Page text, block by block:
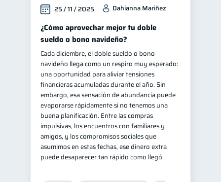
Salud mental ahorro 1
Retiro 1 Doble sueldo 1
Gasto responsable 1
información financiera 1
25 / 11 / 2025 Dahianna Mariñez
¿Cómo aprovechar mejor tu doble
sueldo o bono navideño?
Cada diciembre, el doble sueldo o bono
navideño llega como un respiro muy esperado:
una oportunidad para aliviar tensiones
financieras acumuladas durante el año. Sin
embargo, esa sensación de abundancia puede
evaporarse rápidamente si no tenemos una
buena planificación. Entre las compras
impulsivas, los encuentros con familiares y
amigos, y los compromisos sociales que
asumimos en estas fechas, ese dinero extra
puede desaparecer tan rápido como llegó.